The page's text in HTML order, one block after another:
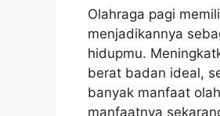
Olahraga pagi
menjadikannya
hidupmu.
berat badan ideal,
banyak manfaat
manfaatnya